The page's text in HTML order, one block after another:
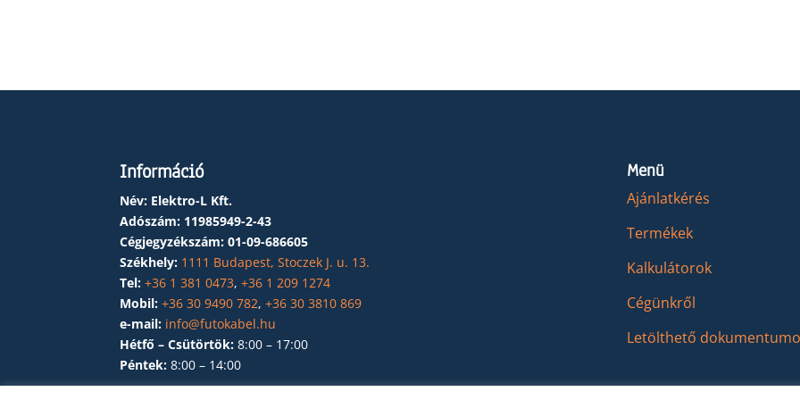
Információ
Név: Elektro-L Kft.
Adószám: 11985949-2-43
Cégjegyzékszám:01-09-686605
Székhely: 1111 Budapest, Stoczek J. u. 13.
Tel: +36 1 381 0473,+36 1 209 1274
Mobil:+36 30 9490 782,+36 30 3810 869
e-mail: info@futokabel.hu
Hétfő – Csütörtök:8:00 – 17:00
Péntek:8:00 – 14:00
Menü
Ajánlatkérés
Termékek
Kalkulátorok
Cégünkről
Letölthető